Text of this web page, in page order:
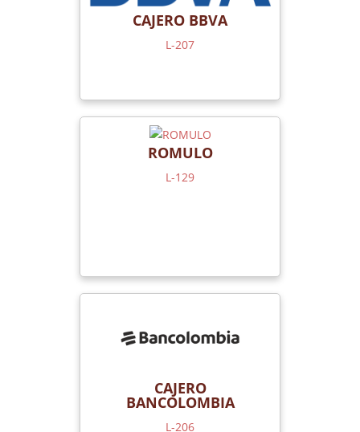
CAJERO BBVA
L-207
ROMULO
L-129
CAJERO
BANCOLOMBIA
L-206